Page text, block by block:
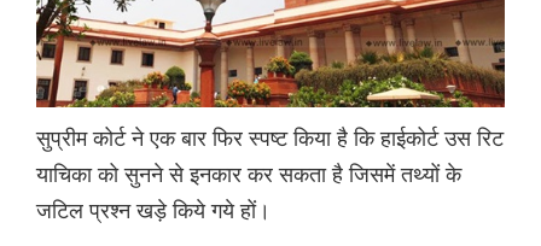
सुप्रीम कोर्ट ने एक बार फिर स्पष्ट किया है कि हाईकोर्ट उस रिट
याचिका को सुनने से इनकार कर सकता है जिसमें तथ्यों के
जटिल प्रश्न खड़े किये गये हों।